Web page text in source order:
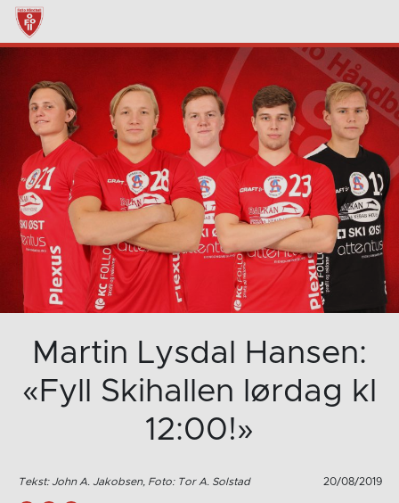
Martin Lysdal Hansen:
«Fyll Skihallen lørdag kl
12:00!»
Tekst: John A. Jakobsen, Foto: Tor A. Solstad 20/08/2019